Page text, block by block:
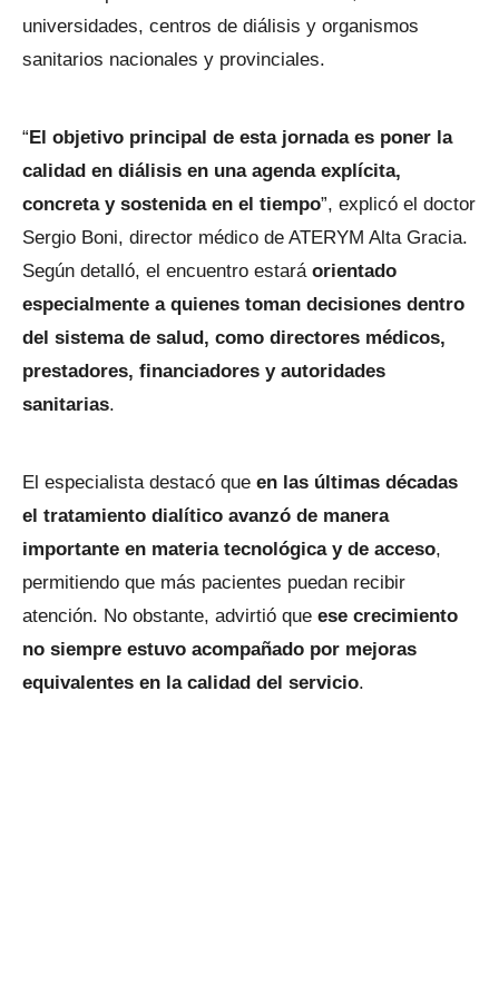
universidades, centros de diálisis y organismos
sanitarios nacionales y provinciales.
“El objetivo principal de esta jornada es poner la
calidad en diálisis en una agenda explícita,
concreta y sostenida en el tiempo”, explicó el doctor
Sergio Boni, director médico de ATERYM Alta Gracia.
Según detalló, el encuentro estará orientado
especialmente a quienes toman decisiones dentro
del sistema de salud, como directores médicos,
prestadores, financiadores y autoridades
sanitarias.
El especialista destacó que en las últimas décadas
el tratamiento dialítico avanzó de manera
importante en materia tecnológica y de acceso,
permitiendo que más pacientes puedan recibir
atención. No obstante, advirtió que ese crecimiento
no siempre estuvo acompañado por mejoras
equivalentes en la calidad del servicio.